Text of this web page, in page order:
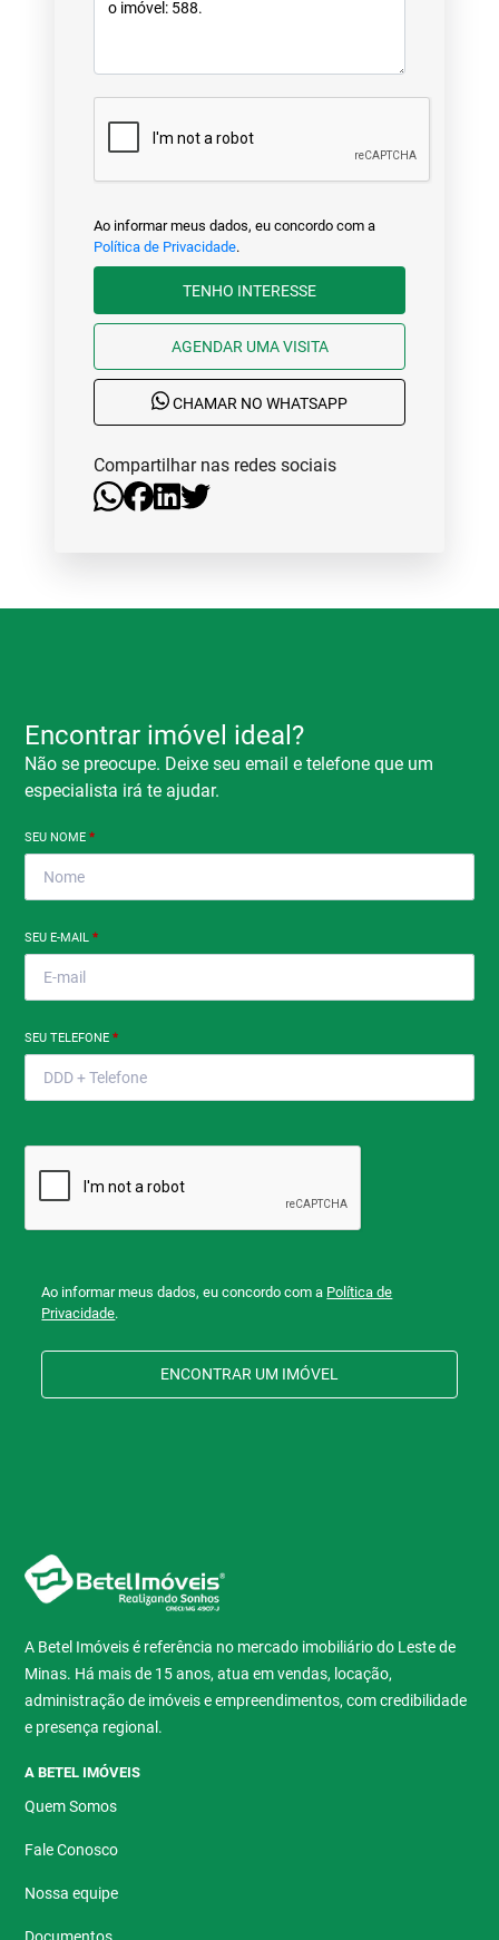
Ao informar meus dados, eu concordo com a
Política de Privacidade.
TENHO INTERESSE
AGENDAR UMA VISITA
CHAMAR NO WHATSAPP
Compartilhar nas redes sociais
Encontrar imóvel ideal?
Não se preocupe. Deixe seu email e telefone que um
especialista irá te ajudar.
SEU NOME*
SEU E-MAIL*
SEU TELEFONE*
Ao informar meus dados, eu concordo com a Política de
Privacidade.
ENCONTRAR UM IMÓVEL
A Betel Imóveis é referência no mercado imobiliário do Leste de
Minas. Há mais de 15 anos, atua em vendas, locação,
administração de imóveis e empreendimentos, com credibilidade
e presença regional.
A BETEL IMÓVEIS
Quem Somos
Fale Conosco
Nossa equipe
Documentos